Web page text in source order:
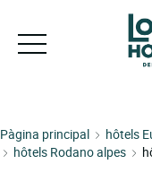
Pàgina principal hôtels
hôtels Rodano alpes